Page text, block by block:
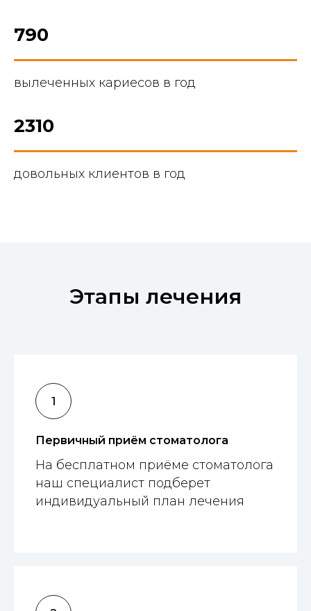
790
вылеченных кариесов в год
2310
довольных клиентов в год
Этапы лечения
Первичный приём стоматолога
На бесплатном приёме стоматолога
наш специалист подберет
индивидуальный план лечения